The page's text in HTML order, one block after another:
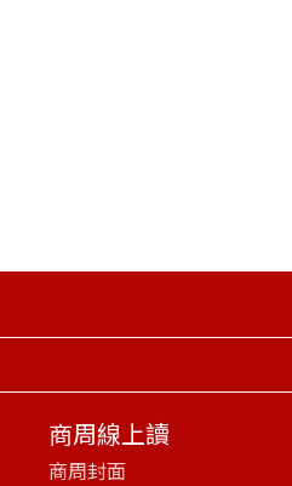
商周線上讀
商周封面